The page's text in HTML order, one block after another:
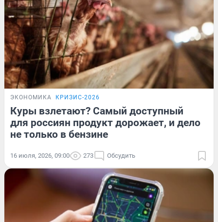
ЭКОНОМИКА КРИЗИС-2026
Куры взлетают? Самый доступный
для россиян продукт дорожает, и дело
не только в бензине
16 июля, 2026, 09:00 273 Обсудить